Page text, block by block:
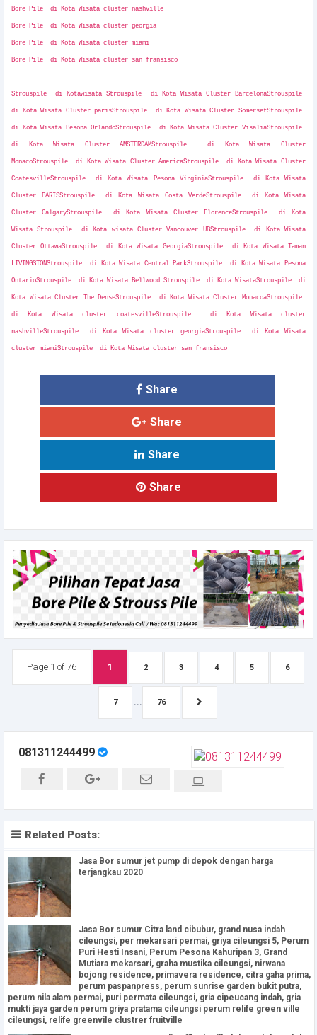
Bore Pile di Kota Wisata cluster nashville
Bore Pile di Kota Wisata cluster georgia
Bore Pile di Kota Wisata cluster miami
Bore Pile di Kota Wisata cluster san fransisco
Strouspile di Kotawisata Strouspile di Kota Wisata Cluster BarcelonaStrouspile
di Kota Wisata Cluster parisStrouspile di Kota Wisata Cluster SomersetStrouspile
di Kota Wisata Pesona OrlandoStrouspile di Kota Wisata Cluster VisaliaStrouspile
di Kota Wisata Cluster AMSTERDAMStrouspile di Kota Wisata Cluster
MonacoStrouspile di Kota Wisata Cluster AmericaStrouspile di Kota Wisata Cluster
CoatesvilleStrouspile di Kota Wisata Pesona VirginiaStrouspile di Kota Wisata
Cluster PARISStrouspile di Kota Wisata Costa VerdeStrouspile di Kota Wisata
Cluster CalgaryStrouspile di Kota Wisata Cluster FlorenceStrouspile di Kota
Wisata Strouspile di Kota wisata Cluster Vancouver UBStrouspile di Kota Wisata
Cluster OttawaStrouspile di Kota Wisata GeorgiaStrouspile di Kota Wisata Taman
LIVINGSTONStrouspile di Kota Wisata Central ParkStrouspile di Kota Wisata Pesona
OntarioStrouspile di Kota Wisata Bellwood Strouspile di Kota WisataStrouspile di
Kota Wisata Cluster The DenseStrouspile di Kota Wisata Cluster MonacoaStrouspile
di Kota Wisata cluster coatesvilleStrouspile di Kota Wisata cluster
nashvilleStrouspile di Kota Wisata cluster georgiaStrouspile di Kota Wisata
cluster miamiStrouspile di Kota Wisata cluster san fransisco
Share
Share
Share
Share
Page 1 of 76 1 2 3 4 5 6
7 ... 76
081311244499
Related Posts:
Jasa Bor sumur jet pump di depok dengan harga
terjangkau 2020
Jasa Bor sumur Citra land cibubur, grand nusa indah
cileungsi, per mekarsari permai, griya cileungsi 5, Perum
Puri Hesti Insani, Perum Pesona Kahuripan 3, Grand
Mutiara mekarsari, graha mustika cileungsi, nirwana
bojong residence, primavera residence, citra gaha prima,
perum paspanpress, perum sunrise garden bukit putra,
perum nila alam permai, puri permata cileungsi, gria cipeucang indah, gria
mukti jaya garden perum griya pratama cileungsi perum relife green ville
cileungsi, relife greenvile clustrer fruitville